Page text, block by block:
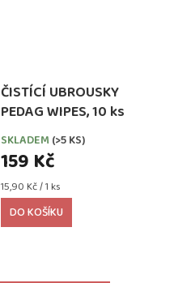
ČISTÍCÍ UBROUSKY
PEDAG WIPES, 10 ks
SKLADEM (>5 KS)
159 Kč
Měrná
cena:
15,90 Kč / 1 ks
DO KOŠÍKU